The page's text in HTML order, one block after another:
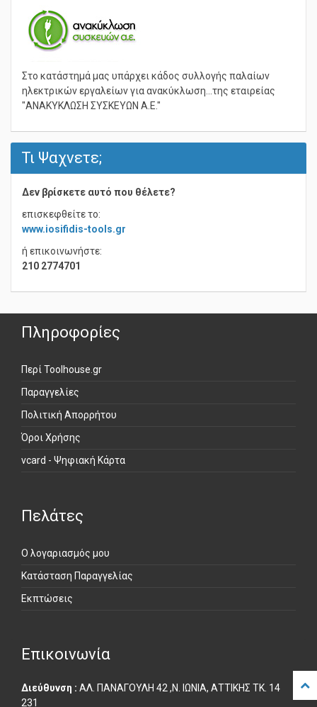
Στο κατάστημά μας υπάρχει κάδος συλλογής παλαίων
ηλεκτρικών εργαλείων για ανακύκλωση...της εταιρείας
Τι Ψαχνετε;
Δεν βρίσκετε αυτό που θέλετε?
επισκεφθείτε το:
www.iosifidis-tools.gr
ή επικοινωνήστε:
Πληροφορίες
Περί Toolhouse.gr
Παραγγελίες
Πολιτική Απορρήτου
Όροι Χρήσης
vcard - Ψηφιακή Κάρτα
Πελάτες
Ο λογαριασμός μου
Κατάσταση Παραγγελίας
Εκπτώσεις
Επικοινωνία
Διεύθυνση :
ΑΛ. ΠΑΝΑΓΟΥΛΗ 42 ,Ν. ΙΩΝΙΑ, ΑΤΤΙΚΗΣ ΤΚ. 14